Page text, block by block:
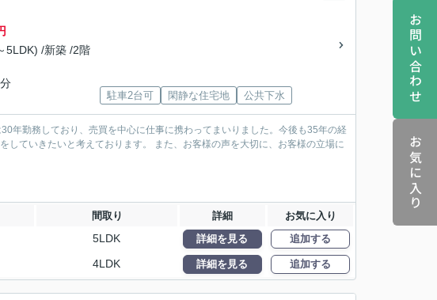
お問い合わせ
お気に入り
5LDK) /新築 /2階
駐車2台可 閑静な住宅地 公共下水
年勤務しており、売買を中心に仕事に携わってまいりました。今後も35年の経
ていきたいと考えております。 また、お客様の声を大切に、お客様の立場に
間取り 詳細 お気に入り
5LDK 詳細を見る 追加する
4LDK 詳細を見る 追加する